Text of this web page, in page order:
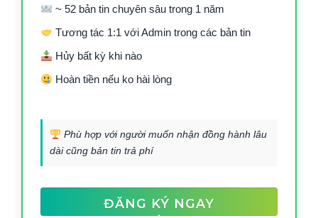
~ 52 bản tin chuyên sâu trong 1 năm
Tương tác 1:1 với Admin trong các bản tin
Hủy bất kỳ khi nào
Hoàn tiền nếu ko hài lòng
Phù hợp với người muốn nhận đồng hành lâu
dài cũng bản tin trả phí
ĐĂNG KÝ NGAY